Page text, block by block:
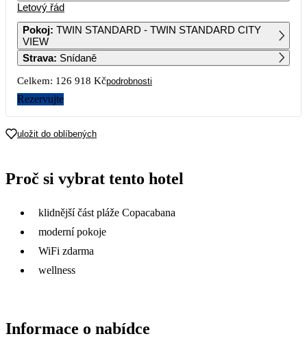
3 4 5 6 7 8 9
10 11 12
17 18
63 459
19 20 21 22 23
Letový řád
Pokoj: TWIN STANDARD - TWIN STANDARD CITY
VIEW
Strava: Snídaně
Celkem: 126 918 Kčpodrobnosti
Rezervujte
uložit do oblíbených
Proč si vybrat tento hotel
klidnější část pláže Copacabana
moderní pokoje
WiFi zdarma
wellness
Informace o nabídce